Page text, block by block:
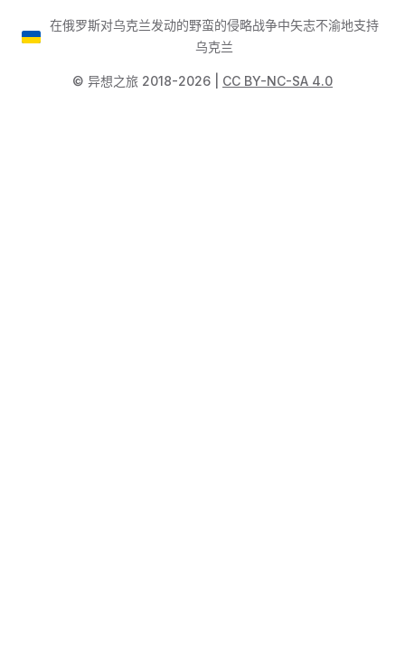
在俄罗斯对乌克兰发动的野蛮的侵略战争中矢志不渝地支持
乌克兰
©️ 异想之旅 2018-2026 | CC BY-NC-SA 4.0